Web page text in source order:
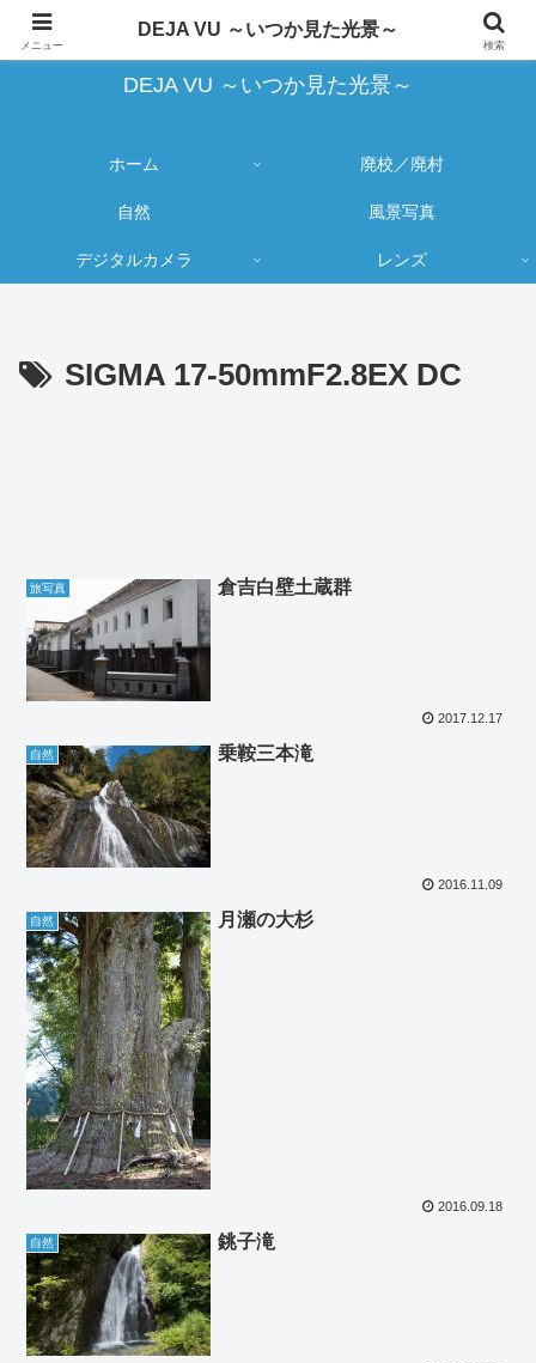
蔵出し写真の大売り出しとカメラ物欲のブログ
DEJA VU ～いつか見た光景～
ホーム 廃校／廃村
自然 風景写真
デジタルカメラ レンズ
SIGMA 17-50mmF2.8EX DC
旅写真 倉吉白壁土蔵群
2017.12.17
自然 乗鞍三本滝
2016.11.09
自然 月瀬の大杉
2016.09.18
自然 銚子滝
メニュー
DEJA VU ～いつか見た光景～
検索